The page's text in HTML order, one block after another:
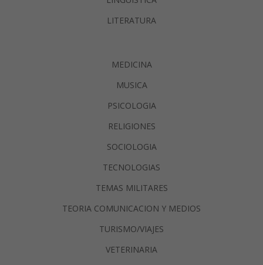
LITERATURA
MEDICINA
MUSICA
PSICOLOGIA
RELIGIONES
SOCIOLOGIA
TECNOLOGIAS
TEMAS MILITARES
TEORIA COMUNICACION Y MEDIOS
TURISMO/VIAJES
VETERINARIA